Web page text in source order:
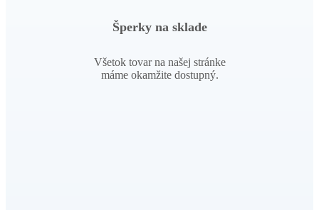
Šperky na sklade
Všetok tovar na našej stránke
máme okamžite dostupný.